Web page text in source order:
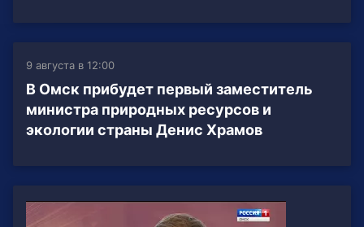
9 августа в 12:00
В Омск прибудет первый заместитель
министра природных ресурсов и
экологии страны Денис Храмов